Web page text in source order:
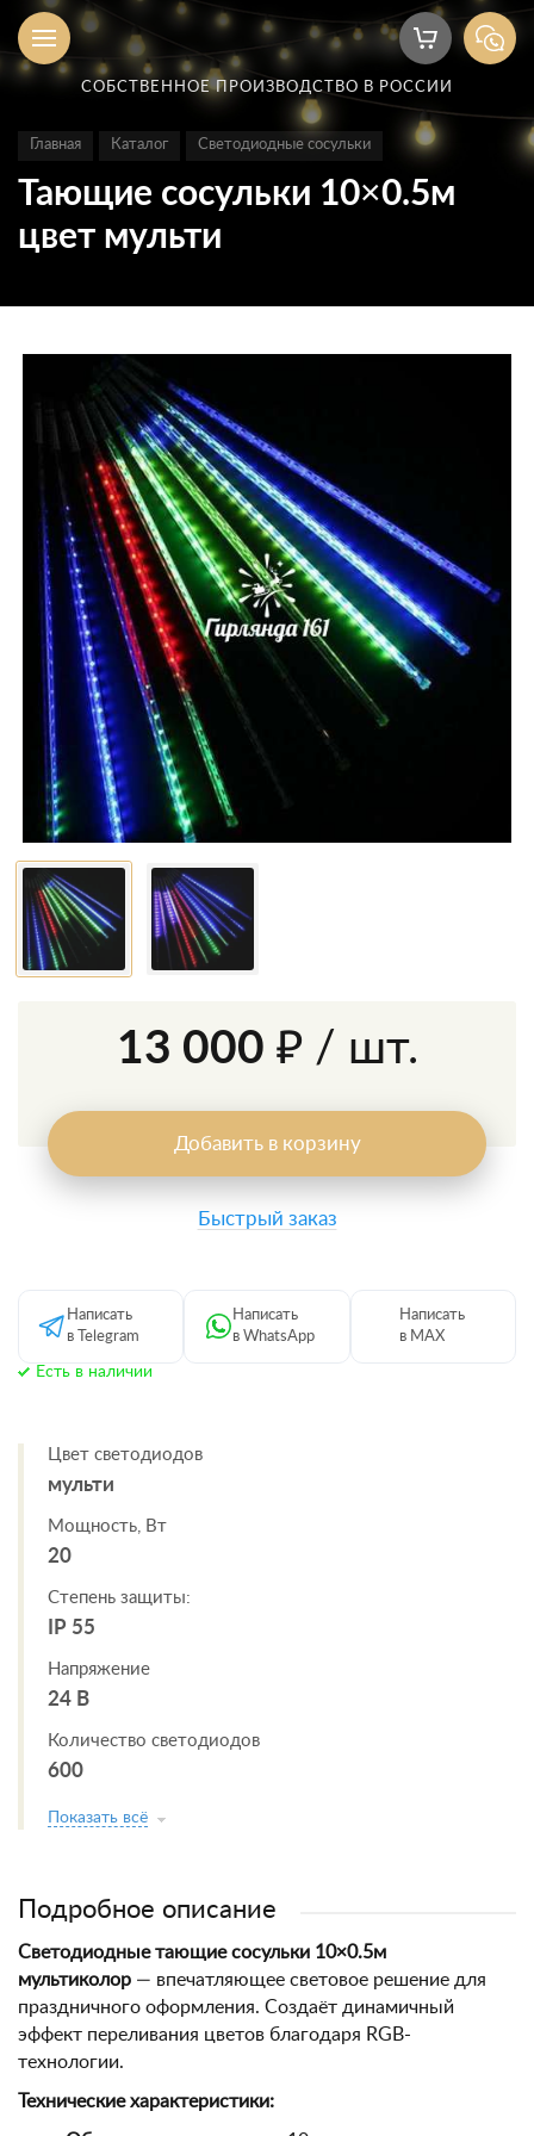
СОБСТВЕННОЕ ПРОИЗВОДСТВО В РОССИИ
Главная Каталог Светодиодные сосульки
Тающие сосульки 10×0.5м
цвет мульти
Есть в наличии
13 000 ₽/ шт.
Добавить в корзину
Быстрый заказ
Написать
в Telegram
Написать
в WhatsApp
Написать
в MAX
Цвет светодиодов
мульти
Мощность, Вт
20
Степень защиты:
IP 55
Напряжение
24 В
Количество светодиодов
600
Показать всё
Подробное описание
Светодиодные тающие сосульки 10×0.5м
мультиколор — впечатляющее световое решение для
праздничного оформления. Создаёт динамичный
эффект переливания цветов благодаря RGB-
технологии.
Технические характеристики: